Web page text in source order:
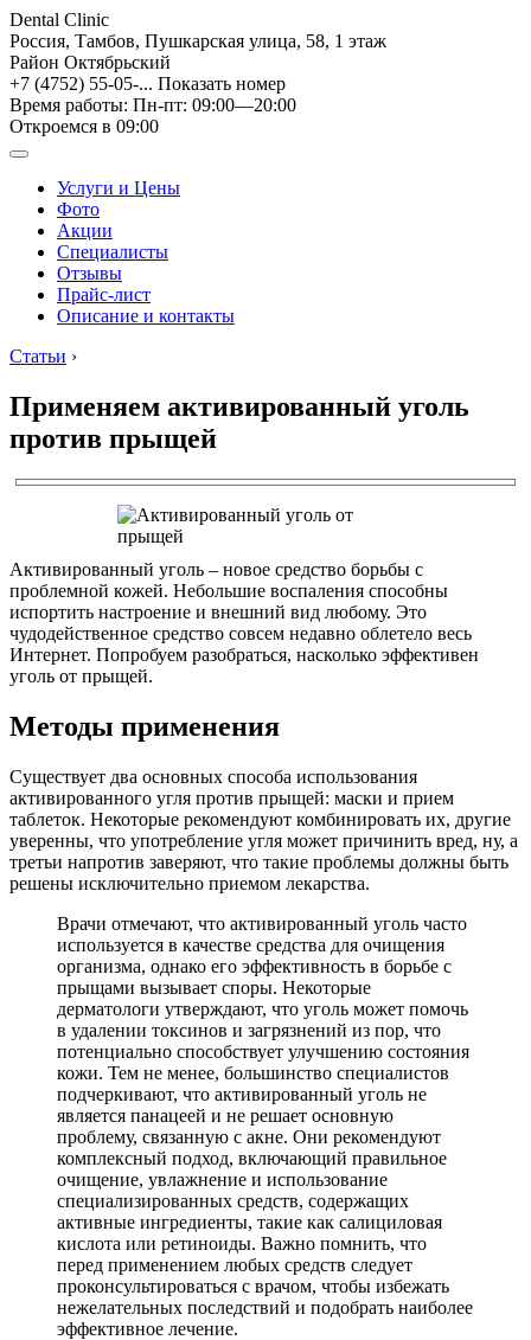
Dental Clinic
Россия, Тамбов, Пушкарская улица, 58, 1 этаж
Район Октябрьский
+7 (4752) 55-05-... Показать номер
Время работы: Пн-пт: 09:00—20:00
Откроемся в 09:00
Услуги и Цены
Фото
Акции
Специалисты
Отзывы
Прайс-лист
Описание и контакты
Статьи ›
Применяем активированный уголь
против прыщей
Активированный уголь – новое средство борьбы с
проблемной кожей. Небольшие воспаления способны
испортить настроение и внешний вид любому. Это
чудодейственное средство совсем недавно облетело весь
Интернет. Попробуем разобраться, насколько эффективен
уголь от прыщей.
Методы применения
Существует два основных способа использования
активированного угля против прыщей: маски и прием
таблеток. Некоторые рекомендуют комбинировать их, другие
уверенны, что употребление угля может причинить вред, ну, а
третьи напротив заверяют, что такие проблемы должны быть
решены исключительно приемом лекарства.
Врачи отмечают, что активированный уголь часто
используется в качестве средства для очищения
организма, однако его эффективность в борьбе с
прыщами вызывает споры. Некоторые
дерматологи утверждают, что уголь может помочь
в удалении токсинов и загрязнений из пор, что
потенциально способствует улучшению состояния
кожи. Тем не менее, большинство специалистов
подчеркивают, что активированный уголь не
является панацеей и не решает основную
проблему, связанную с акне. Они рекомендуют
комплексный подход, включающий правильное
очищение, увлажнение и использование
специализированных средств, содержащих
активные ингредиенты, такие как салициловая
кислота или ретиноиды. Важно помнить, что
перед применением любых средств следует
проконсультироваться с врачом, чтобы избежать
нежелательных последствий и подобрать наиболее
эффективное лечение.